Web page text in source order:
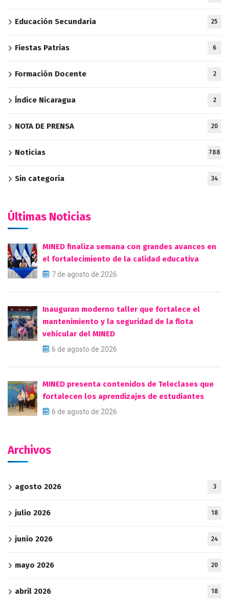
Educación Secundaria 25
Fiestas Patrias 6
Formación Docente 2
Índice Nicaragua 2
NOTA DE PRENSA 20
Noticias 788
Sin categoría 34
Últimas Noticias
MINED finaliza semana con grandes avances en
el fortalecimiento de la calidad educativa
7 de agosto de 2026
Inauguran moderno taller que fortalece el
mantenimiento y la seguridad de la flota
vehicular del MINED
6 de agosto de 2026
MINED presenta contenidos de Teleclases que
fortalecen los aprendizajes de estudiantes
6 de agosto de 2026
Archivos
agosto 2026 3
julio 2026 18
junio 2026 24
mayo 2026 20
abril 2026 18